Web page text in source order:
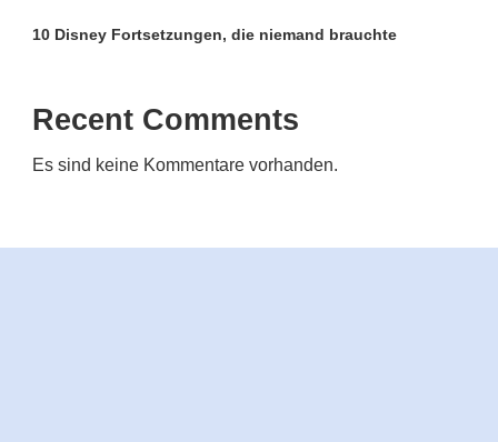
10 Disney Fortsetzungen, die niemand brauchte
Recent Comments
Es sind keine Kommentare vorhanden.